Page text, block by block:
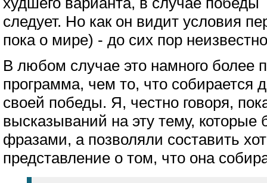
следует. Но как он видит условия
пока о мире) - до сих пор
В любом случае это намного более
программа, чем то, что собирается
своей победы. Я, честно говоря,
высказываний на эту тему,
фразами, а позволяли составить
представление о том, что она